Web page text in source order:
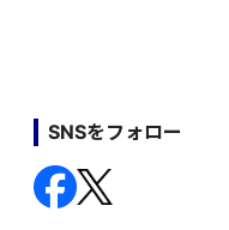
SNSをフォロー